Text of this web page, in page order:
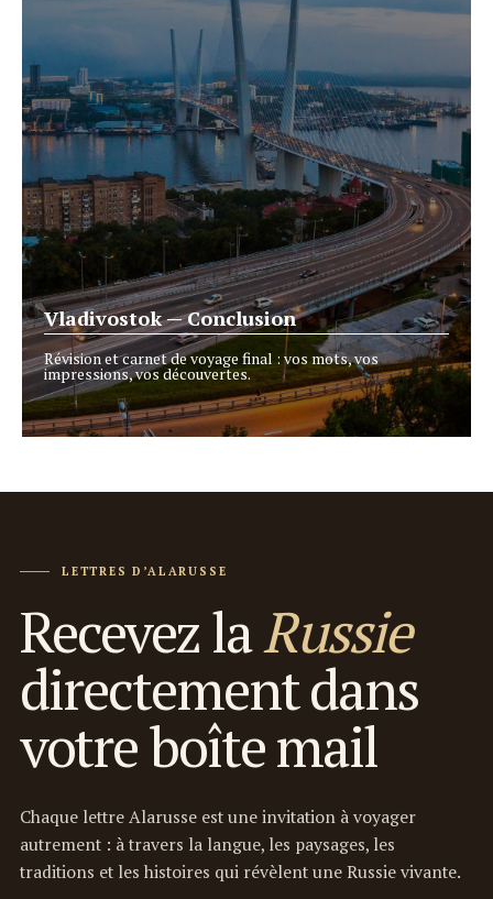
Vladivostok — Conclusion
Révision et carnet de voyage final : vos mots, vos
impressions, vos découvertes.
LETTRES D’ALARUSSE
Recevez laRussie
directement dans
votre boîte mail
Chaque lettre Alarusse est une invitation à voyager
autrement : à travers la langue, les paysages, les
traditions et les histoires qui révèlent une Russie vivante.